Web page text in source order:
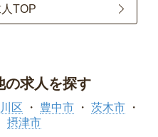
TOP
の求人を探す
区 豊中市
茨木市
摂津市